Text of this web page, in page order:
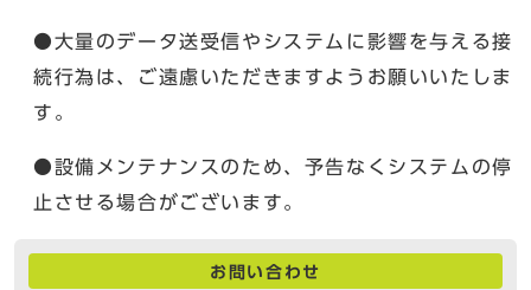
●大量のデータ送受信やシステムに影響を与える接
続行為は、ご遠慮いただきますようお願いいたしま
す。
●設備メンテナンスのため、予告なくシステムの停
止させる場合がございます。
お問い合わせ